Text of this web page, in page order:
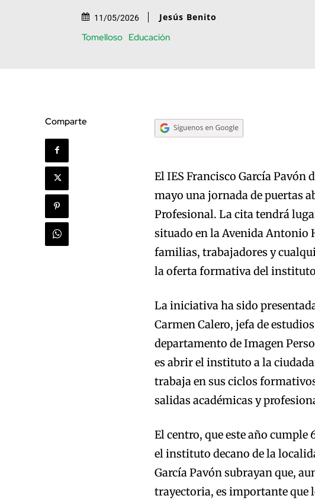
11/05/2026 Jesús Benito
Tomelloso Educación
Comparte
El IES Francisco García Pavón
mayo una jornada de puertas
Profesional. La cita tendrá
situado en la Avenida Antonio
familias, trabajadores y
la oferta formativa del
La iniciativa ha sido
Carmen Calero, jefa de
departamento de Imagen
es abrir el instituto a la
trabaja en sus ciclos
salidas académicas y
El centro, que este año cumple
el instituto decano de la
García Pavón subrayan que,
trayectoria, es importante que